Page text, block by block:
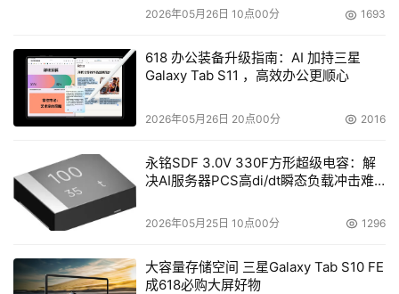
是推动有技术管理、组织和治理，因为有很多的方面在很多
要参与到其他不同的部分。比如管理或者治理使我们手上所
有的设施能够履行它更好的职责，我们可以看下面，我们的
企业到底需要什么，要实现它的目标，他们不断的进行扩
他们同时也要减少能耗，也要实现不同的方法来实现他们用
什么不同的方法目的，同时也要使他们在风险很小的情况下
改变他们的环境，能够满足他们将来企业的目标。同时，我
有更多的员工能够进行创新才能够实现新的功能的产生。
2026年05月26日 10点00分 1693
618 办公装备升级指南：AI 加持三星
Galaxy Tab S11 ，高效办公更顺心
2026年05月26日 20点00分 2016
永铭SDF 3.0V 330F方形超级电容：解
决AI服务器PCS高di/dt瞬态负载冲击难
2026年05月25日 10点00分 1296
大容量存储空间 三星Galaxy Tab S10 FE
成618必购大屏好物